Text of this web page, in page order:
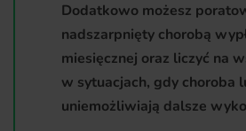
Dodatkowo możesz
nadszarpnięty chorobą
miesięcznej oraz liczyć na
w sytuacjach, gdy choroba
uniemożliwiają dalsze